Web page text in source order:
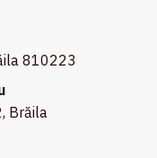
810223
Brăila